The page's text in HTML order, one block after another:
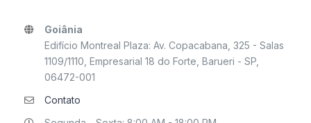
Goiânia
Edifício Montreal Plaza: Av. Copacabana, 325 - Salas
1109/1110, Empresarial 18 do Forte, Barueri - SP,
06472-001
Contato